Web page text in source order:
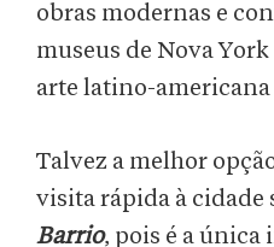
obras modernas e
museus de Nova
arte latino-
Talvez a melhor
visita rápida à cidade
Barrio, pois é a